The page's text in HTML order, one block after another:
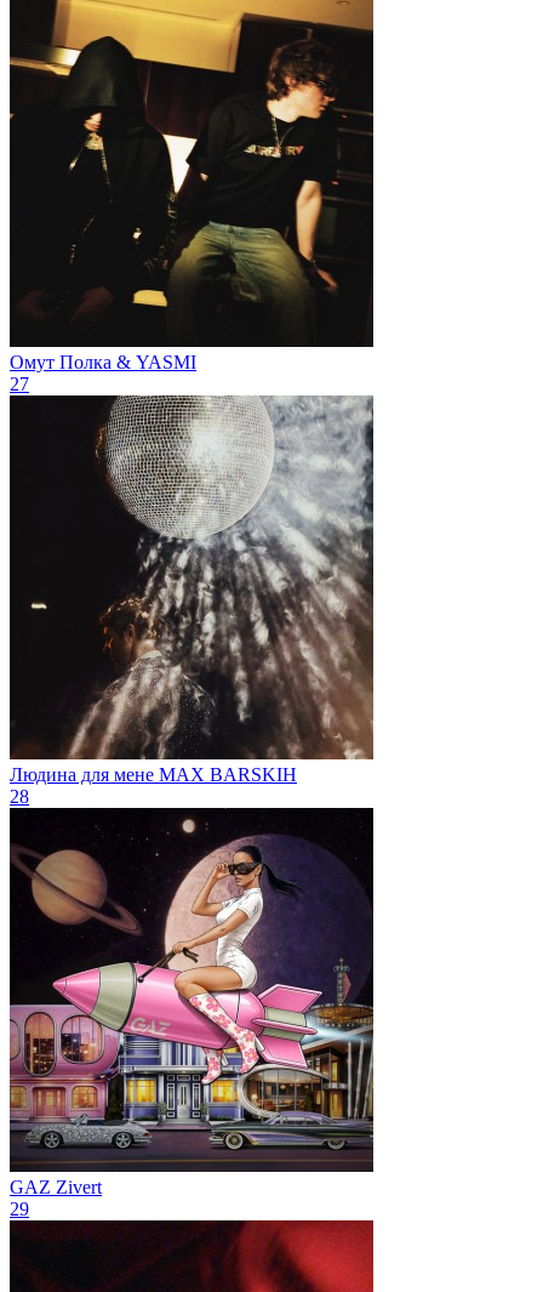
Омут Полка & YASMI
27
Людина для мене MAX BARSKIH
28
GAZ Zivert
29